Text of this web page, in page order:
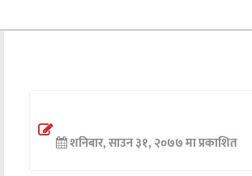
अन्तर्वार्ता
शनिबार, साउन ३१, २०७७ मा प्रकाशित